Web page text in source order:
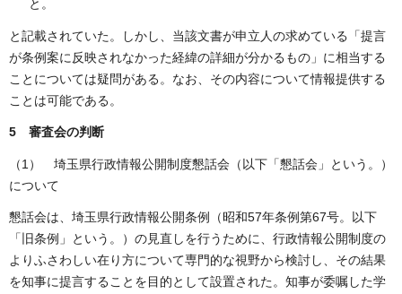
と。
と記載されていた。しかし、当該文書が申立人の求めている「提言
が条例案に反映されなかった経緯の詳細が分かるもの」に相当する
ことについては疑問がある。なお、その内容について情報提供する
ことは可能である。
5 審査会の判断
（1） 埼玉県行政情報公開制度懇話会（以下「懇話会」という。）
について
懇話会は、埼玉県行政情報公開条例（昭和57年条例第67号。以下
「旧条例」という。）の見直しを行うために、行政情報公開制度の
よりふさわしい在り方について専門的な視野から検討し、その結果
を知事に提言することを目的として設置された。知事が委嘱した学